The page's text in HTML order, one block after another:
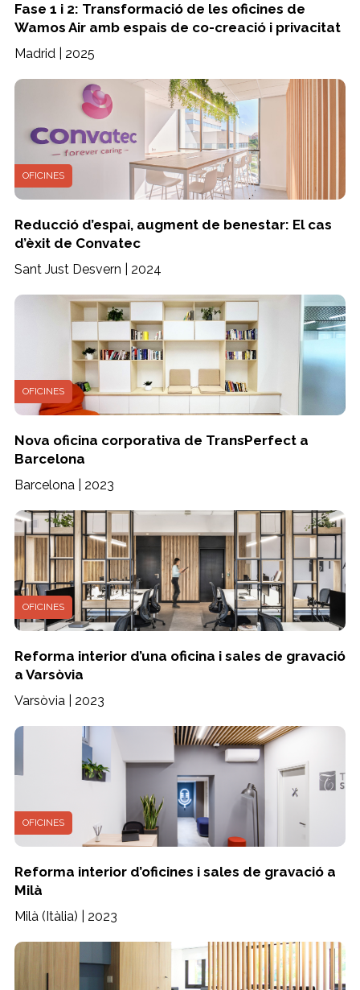
Fase 1 i 2: Transformació de les oficines de
Wamos Air amb espais de co-creació i privacitat
Madrid | 2025
OFICINES
Reducció d’espai, augment de benestar: El cas
d’èxit de Convatec
Sant Just Desvern | 2024
OFICINES
Nova oficina corporativa de TransPerfect a
Barcelona
Barcelona | 2023
OFICINES
Reforma interior d’una oficina i sales de gravació
a Varsòvia
Varsòvia | 2023
OFICINES
Reforma interior d’oficines i sales de gravació a
Milà
Milà (Itàlia) | 2023